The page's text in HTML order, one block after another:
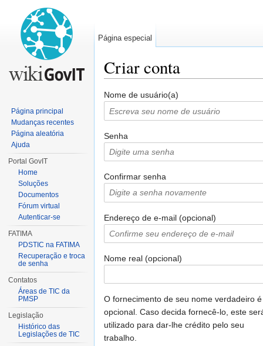
Criar conta
Nome de usuário(a)
Senha
Confirmar senha
Endereço de e-mail (opcional)
Nome real (opcional)
O fornecimento de seu nome verdadeiro é
opcional. Caso decida fornecê-lo, este
utilizado para dar-lhe crédito pelo seu
trabalho.
Página especial
Página principal
Mudanças recentes
Página aleatória
Ajuda
Portal GovIT
Home
Soluções
Documentos
Fórum virtual
Autenticar-se
FATIMA
PDSTIC na FATIMA
Recuperação e troca
de senha
Contatos
Áreas de TIC da
PMSP
Legislação
Histórico das
Legislações de TIC